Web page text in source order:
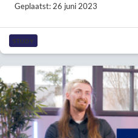
Geplaatst: 26 juni 2023
STUDY